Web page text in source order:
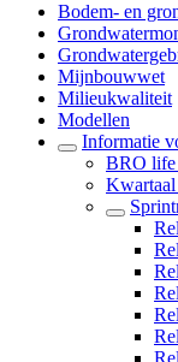
Bodem- en
Mijnbouwwet
Milieukwaliteit
Modellen
Informatie
BRO life
Kwartaal